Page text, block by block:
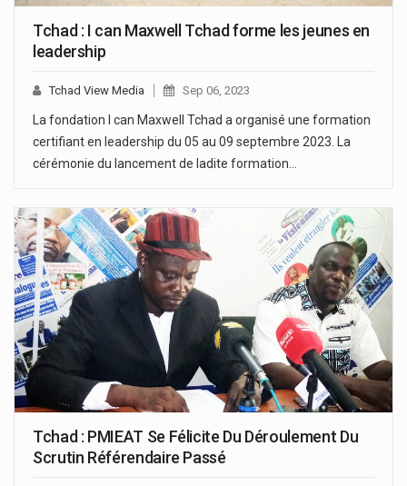
Tchad : I can Maxwell Tchad forme les jeunes en
leadership
Tchad View Media Sep 06, 2023
La fondation I can Maxwell Tchad a organisé une formation
certifiant en leadership du 05 au 09 septembre 2023. La
cérémonie du lancement de ladite formation…
Tchad : PMIEAT Se Félicite Du Déroulement Du
Scrutin Référendaire Passé